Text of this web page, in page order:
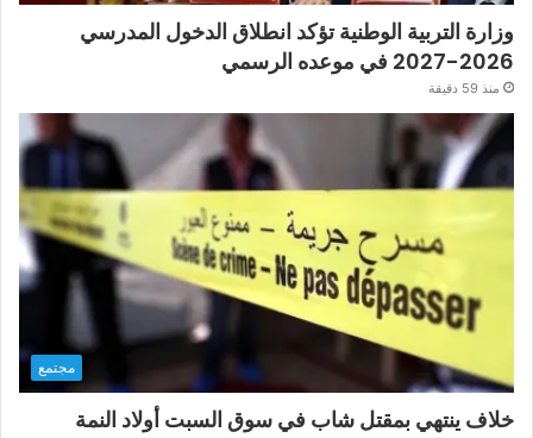
وزارة التربية الوطنية تؤكد انطلاق الدخول المدرسي
2026-2027 في موعده الرسمي
منذ 59 دقيقة
مجتمع
خلاف ينتهي بمقتل شاب في سوق السبت أولاد النمة